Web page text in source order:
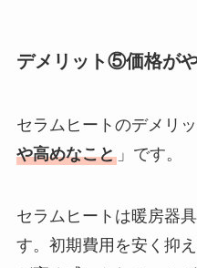
デメリット⑤価格が
セラムヒートのデメリ
や高めなこと」です。
セラムヒートは暖房器
す。初期費用を安く抑